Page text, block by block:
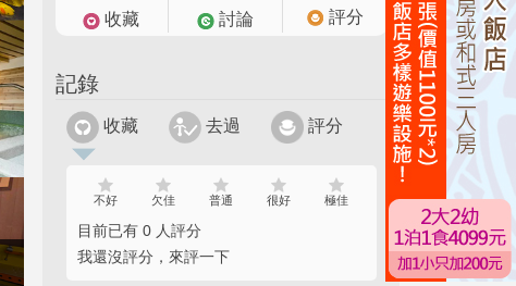
收藏 討論 評分
記錄
收藏 去過 評分
不好 欠佳 普通 很好 極佳
目前已有 0 人評分
我還沒評分，來評一下